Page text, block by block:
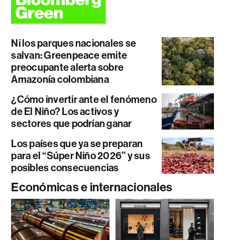
Ni los parques nacionales se
salvan: Greenpeace emite
preocupante alerta sobre
Amazonía colombiana
¿Cómo invertir ante el fenómeno
de El Niño? Los activos y
sectores que podrían ganar
Los países que ya se preparan
para el “Súper Niño 2026” y sus
posibles consecuencias
Económicas e internacionales